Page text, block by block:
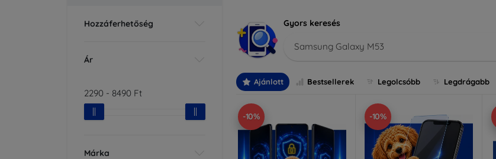
Hozzáferhetőség
Ár
2290 - 8490 Ft
Márka
Gyors keresés
Samsung Galaxy M53
Ajánlott Bestsellerek Legolcsóbb Legdrágabb
-10% -10%